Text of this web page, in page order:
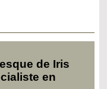
de Iris
en